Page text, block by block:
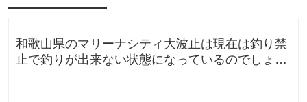
和歌山県のマリーナシティ大波止は現在は釣り禁
止で釣りが出来ない状態になっているのでしょう